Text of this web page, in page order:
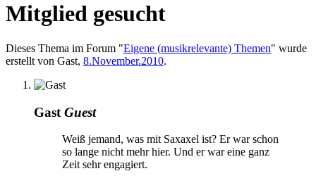
Mitglied gesucht
Dieses Thema im Forum "Eigene (musikrelevante) Themen" wurde
erstellt von Gast, 8.November.2010.
Gast Guest
Weiß jemand, was mit Saxaxel ist? Er war schon
so lange nicht mehr hier. Und er war eine ganz
Zeit sehr engagiert.